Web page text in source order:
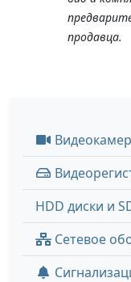
продавца.
HDD диски и
Сетевое